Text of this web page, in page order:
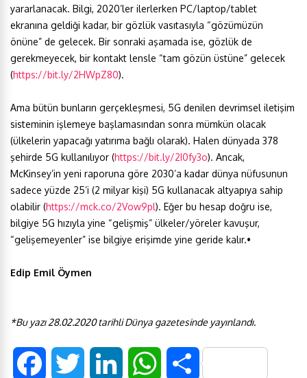
yararlanacak. Bilgi, 2020’ler ilerlerken PC/laptop/tablet
ekranına geldiği kadar, bir gözlük vasıtasıyla “gözümüzün
önüne” de gelecek. Bir sonraki aşamada ise, gözlük de
gerekmeyecek, bir kontakt lensle “tam gözün üstüne” gelecek
(https://bit.ly/2HWpZ80).
Ama bütün bunların gerçekleşmesi, 5G denilen devrimsel iletişim
sisteminin işlemeye başlamasından sonra mümkün olacak
(ülkelerin yapacağı yatırıma bağlı olarak). Halen dünyada 378
şehirde 5G kullanılıyor (https://bit.ly/2I0fy3o). Ancak,
McKinsey’in yeni raporuna göre 2030’a kadar dünya nüfusunun
sadece yüzde 25’i (2 milyar kişi) 5G kullanacak altyapıya sahip
olabilir (https://mck.co/2Vow9pl). Eğer bu hesap doğru ise,
bilgiye 5G hızıyla yine “gelişmiş” ülkeler/yöreler kavuşur,
“gelişemeyenler” ise bilgiye erişimde yine geride kalır.•
Edip Emil Öymen
*Bu yazı 28.02.2020 tarihli Dünya gazetesinde yayınlandı.
S